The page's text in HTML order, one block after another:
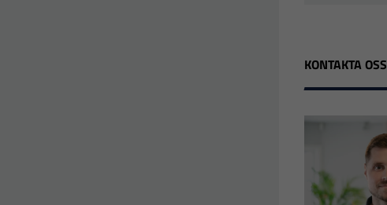
KONTAKTA OSS